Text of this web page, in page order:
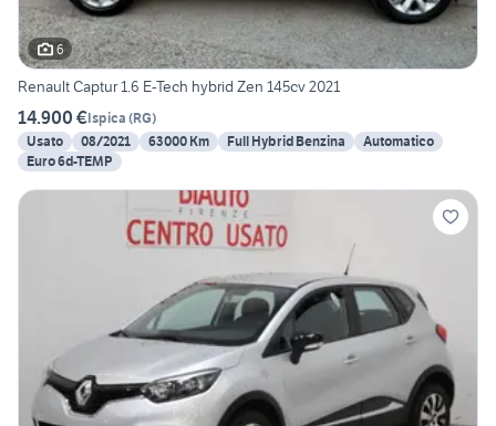
6
Renault Captur 1.6 E-Tech hybrid Zen 145cv 2021
14.900 €Ispica (RG)
Usato
08/2021 63000 Km Full Hybrid Benzina
Automatico
Euro 6d-TEMP